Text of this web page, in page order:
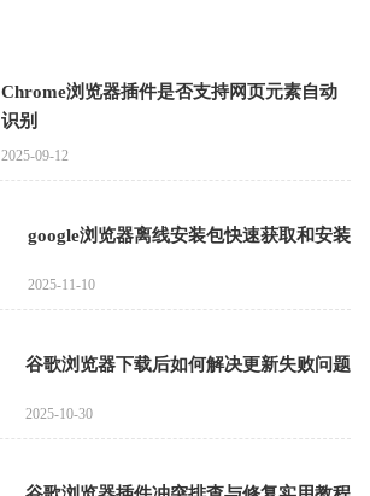
Chrome浏览器插件是否支持网页元素自动
识别
2025-09-12
google浏览器离线安装包快速获取和安装
2025-11-10
谷歌浏览器下载后如何解决更新失败问题
2025-10-30